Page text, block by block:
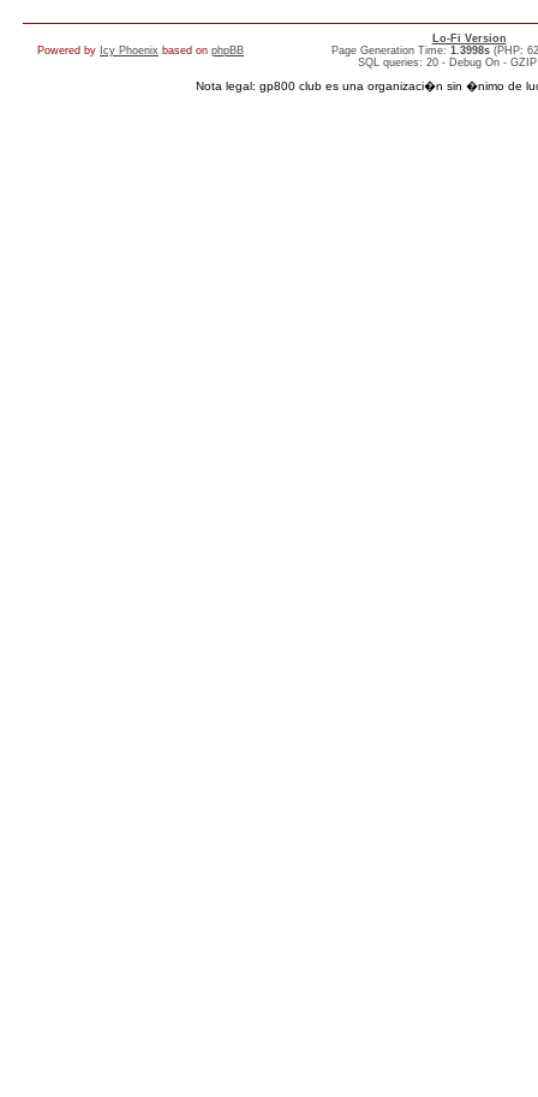
Powered by Icy Phoenix based on phpBB
Lo-Fi Version
Page Generation Time: 1.3998s (PHP:
SQL queries: 20 - Debug On -
Nota legal: gp800 club es una organizaci�n sin �nimo de